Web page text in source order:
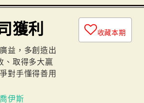
獲利
益，多創造出
、取得多大贏
對手懂得善用
伊斯
收藏本期